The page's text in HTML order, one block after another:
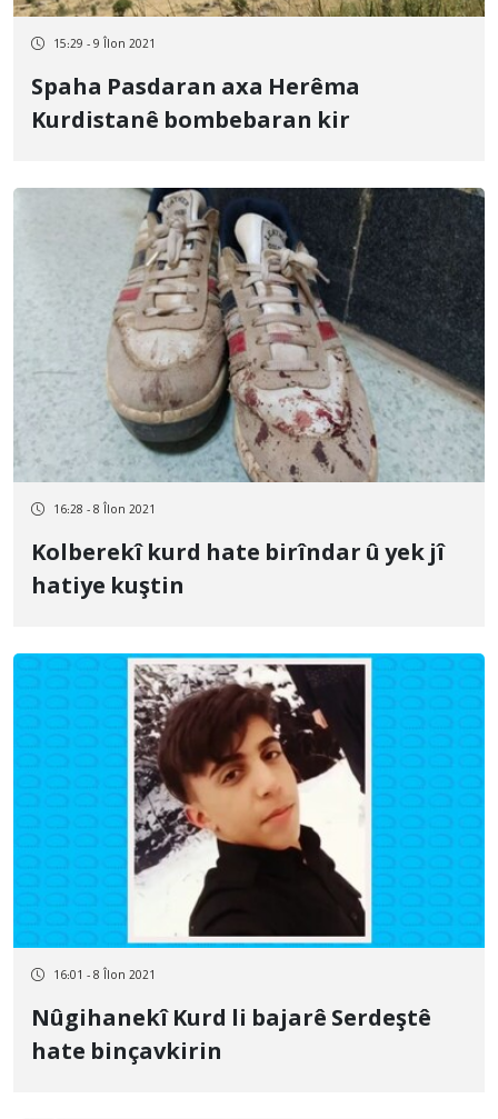
15:29 - 9 Îlon 2021
Spaha Pasdaran axa Herêma
Kurdistanê bombebaran kir
16:28 - 8 Îlon 2021
Kolberekî kurd hate birîndar û yek jî
hatiye kuştin
16:01 - 8 Îlon 2021
Nûgihanekî Kurd li bajarê Serdeştê
hate binçavkirin